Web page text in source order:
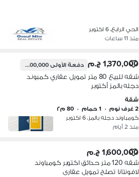
الحي الرابع، 6 اكتوبر
منذ 11 ساعات
1,370,000 ج.م دفعة الأولى400,000 ج.م
شقه للبيع 80 متر تمويل عقاري كمبوند
دجله بالمز أكتوبر
شقة
2 غرف نوم
• 1 حمام • 80 م٢
كومباوند دجله بالمز، 6 اكتوبر
منذ 2 أيام
1,600,000 ج.م
شقه 120 متر حدائق اكتوبر كومباوند
لافونتانا تصلح تمويل عقارى